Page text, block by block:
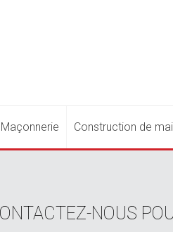
Maçonnerie Construction de
NOUS